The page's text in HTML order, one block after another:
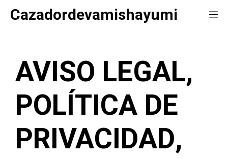
SaltarCazadordevamishayumi
AVISO LEGAL,
POLÍTICA DE
PRIVACIDAD,